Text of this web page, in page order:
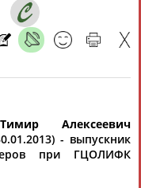
года,
поиск
Алексеевич
- выпускник
при ГЦОЛИФК